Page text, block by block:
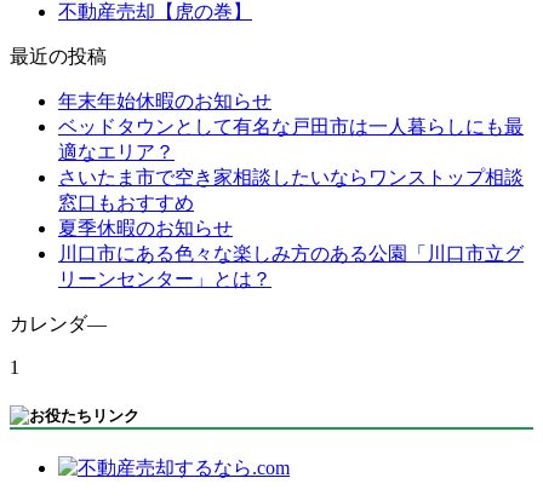
不動産売却【虎の巻】
最近の投稿
年末年始休暇のお知らせ
ベッドタウンとして有名な戸田市は一人暮らしにも最
適なエリア？
さいたま市で空き家相談したいならワンストップ相談
窓口もおすすめ
夏季休暇のお知らせ
川口市にある色々な楽しみ方のある公園「川口市立グ
リーンセンター」とは？
カレンダ―
1